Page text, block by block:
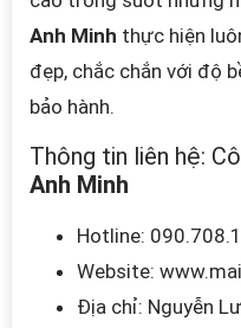
Anh Minh thực hiện
đẹp, chắc chắn với độ
bảo hành.
Thông tin liên hệ:
Anh Minh
Hotline:
Website:
Địa chỉ: Nguyễn